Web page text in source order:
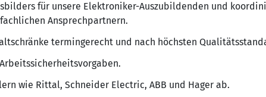
für unsere Elektroniker-Auszubildenden und
Ansprechpartnern.
termingerecht und nach höchsten
wie Rittal, Schneider Electric, ABB und Hager ab.